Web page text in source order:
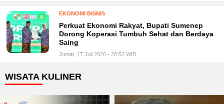
EKONOMI BISNIS
Perkuat Ekonomi Rakyat, Bupati Sumenep
Dorong Koperasi Tumbuh Sehat dan Berdaya
Saing
Jumat, 17 Juli 2026 - 20:52 WIB
WISATA KULINER